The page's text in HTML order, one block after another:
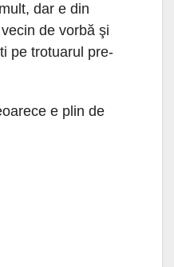
dar e din
de vorbă şi
pe trotuarul pre-
e plin de